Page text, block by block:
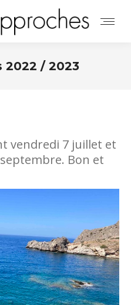
2022 / 2023
vendredi 7 juillet et
Bon et